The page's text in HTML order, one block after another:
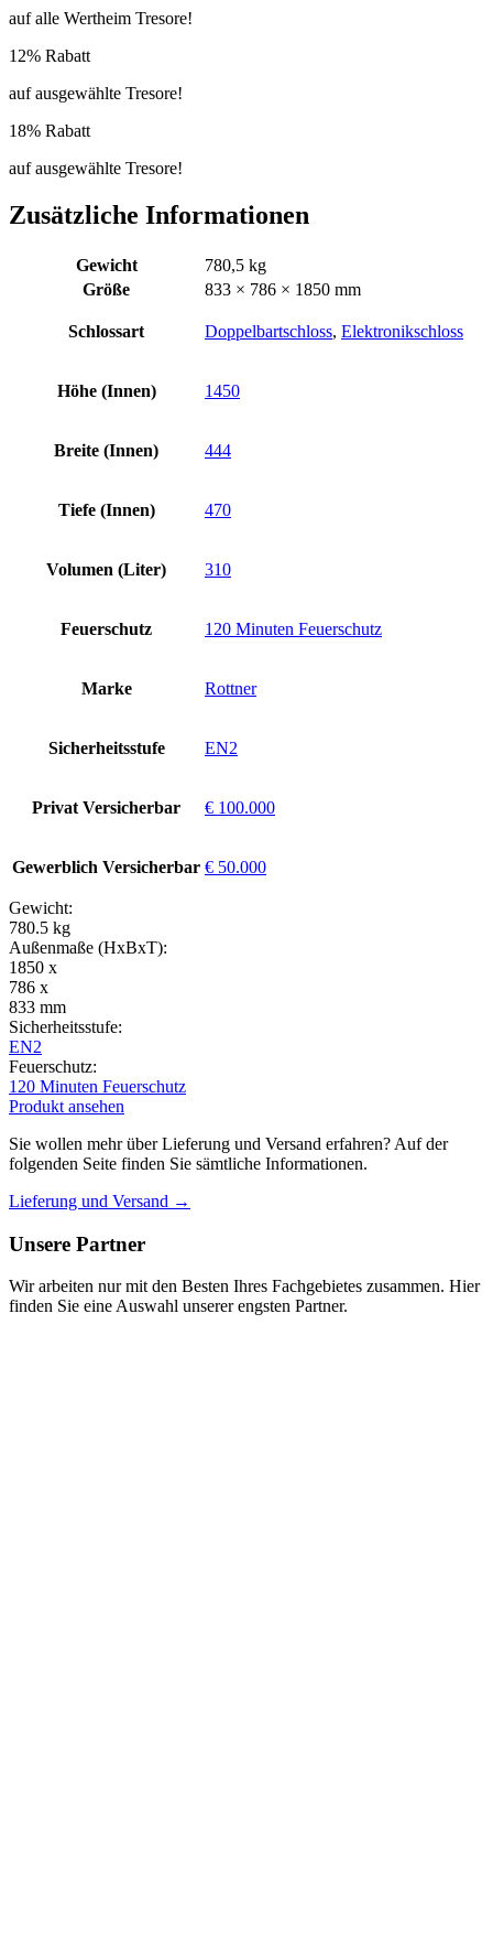
auf alle Wertheim Tresore!
12% Rabatt
auf ausgewählte Tresore!
18% Rabatt
auf ausgewählte Tresore!
Zusätzliche Informationen
Gewicht
780,5 kg
Größe
833 × 786 × 1850 mm
Schlossart Doppelbartschloss, Elektronikschloss
Höhe (Innen) 1450
Breite (Innen) 444
Tiefe (Innen) 470
Volumen (Liter) 310
Feuerschutz 120 Minuten Feuerschutz
Marke Rottner
Sicherheitsstufe EN2
Privat Versicherbar € 100.000
Gewerblich Versicherbar € 50.000
Gewicht:
780.5 kg
Außenmaße (HxBxT):
1850 x
786 x
833 mm
Sicherheitsstufe:
EN2
Feuerschutz:
120 Minuten Feuerschutz
Produkt ansehen
Sie wollen mehr über Lieferung und Versand erfahren? Auf der
folgenden Seite finden Sie sämtliche Informationen.
Lieferung und Versand →
Unsere Partner
Wir arbeiten nur mit den Besten Ihres Fachgebietes zusammen. Hier
finden Sie eine Auswahl unserer engsten Partner.